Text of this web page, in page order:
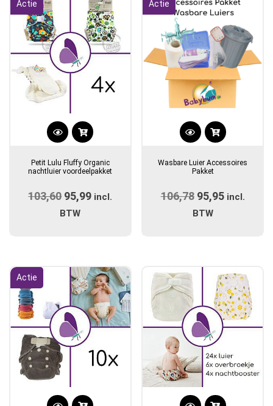
Actie
Petit Lulu Fluffy Organic
nachtluier voordeelpakket
103,60 Oorspronkelijke
prijs
95,99 Huidige
incl.
BTW
Actie
Wasbare Luier Accessoires
Pakket
106,78
prijs
95,95Huidige
incl.
BTW
Actie